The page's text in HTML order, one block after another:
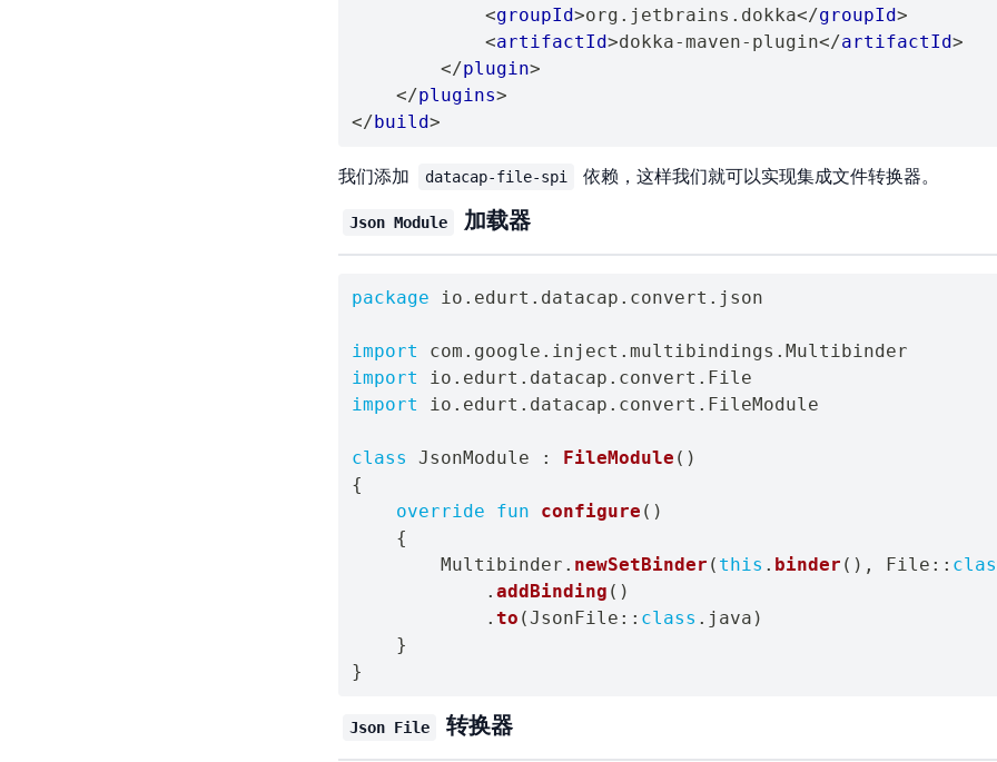
<groupId>org.jetbrains.dokka</groupId>
<artifactId>dokka-maven-plugin</artifactId>
</plugin>
</plugins>
</build>
我们添加 datacap-file-spi 依赖，这样我们就可以实现集成文件转换器。
Json Module 加载器
package io . edurt . datacap . convert . json
import com . google . inject . multibindings .
import
io . edurt . datacap . convert .
import
io . edurt . datacap . convert . FileModule
class JsonModule : FileModule ( )
{
override
fun configure ( )
{
        Multibinder
. newSetBinder ( this . binder ( ) , File ::
. addBinding ( )
. to (JsonFile :: class . java )
}
}
Json File 转换器